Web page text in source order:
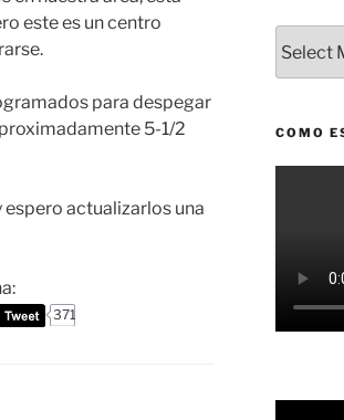
este es un centro
para despegar
5-1/2
actualizarlos una
371
COMO